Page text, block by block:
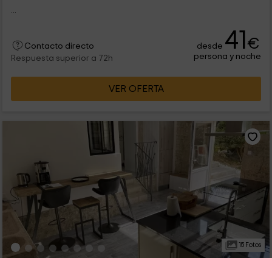
Contacto directo
Respuesta superior a 72h
desde 41€
persona y noche
VER OFERTA
15 Fotos